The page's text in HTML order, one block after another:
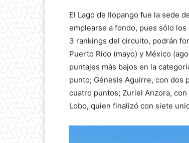
El Lago de Ilopango fue la sede
emplearse a fondo, pues sólo
3 rankings del circuito, podrán
Puerto Rico (mayo) y México
puntajes más bajos en la
punto; Génesis Aguirre, con dos
cuatro puntos; Zuriel Anzora,
Lobo, quien finalizó con siete